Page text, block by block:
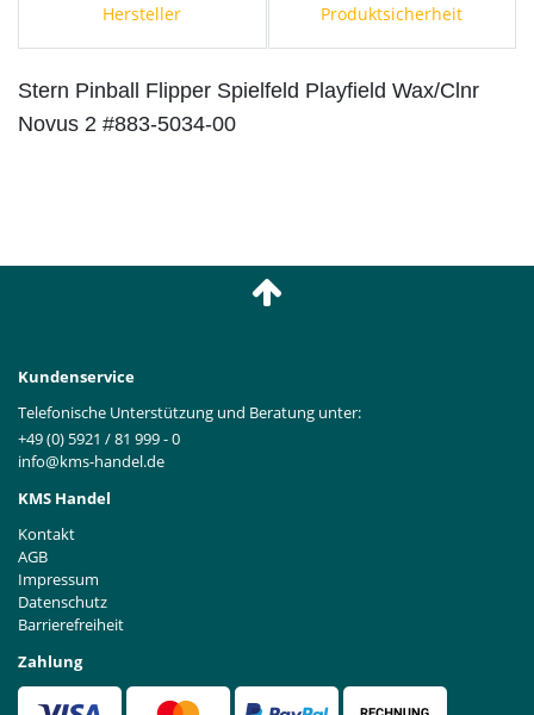
Hersteller Produktsicherheit
Stern Pinball Flipper Spielfeld Playfield Wax/Clnr
Novus 2 #883-5034-00
Kundenservice
Telefonische Unterstützung und Beratung unter:
+49 (0) 5921 / 81 999 - 0
info@kms-handel.de
KMS Handel
Kontakt
AGB
Impressum
Datenschutz
Barrierefreiheit
Zahlung